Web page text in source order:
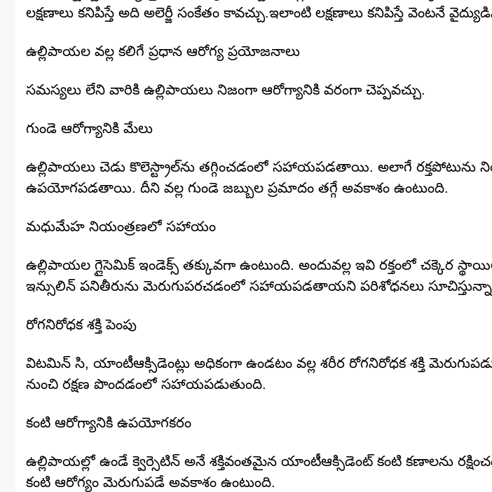
లక్షణాలు కనిపిస్తే అది అలెర్జీ సంకేతం కావచ్చు.ఇలాంటి లక్షణాలు కనిపిస్తే వెంటనే
ఉల్లిపాయల వల్ల కలిగే ప్రధాన ఆరోగ్య ప్రయోజనాలు
సమస్యలు లేని వారికి ఉల్లిపాయలు నిజంగా ఆరోగ్యానికి వరంగా చెప్పవచ్చు.
గుండె ఆరోగ్యానికి మేలు
ఉల్లిపాయలు చెడు కొలెస్ట్రాల్‌ను తగ్గించడంలో సహాయపడతాయి. అలాగే రక్తపోటును
ఉపయోగపడతాయి. దీని వల్ల గుండె జబ్బుల ప్రమాదం తగ్గే అవకాశం ఉంటుంది.
మధుమేహ నియంత్రణలో సహాయం
ఉల్లిపాయల గ్లైసెమిక్ ఇండెక్స్ తక్కువగా ఉంటుంది. అందువల్ల ఇవి రక్తంలో చక్కెర
ఇన్సులిన్ పనితీరును మెరుగుపరచడంలో సహాయపడతాయని పరిశోధనలు
రోగనిరోధక శక్తి పెంపు
విటమిన్ సి, యాంటీఆక్సిడెంట్లు అధికంగా ఉండటం వల్ల శరీర రోగనిరోధక శక్తి
నుంచి రక్షణ పొందడంలో సహాయపడుతుంది.
కంటి ఆరోగ్యానికి ఉపయోగకరం
ఉల్లిపాయల్లో ఉండే క్వెర్సెటిన్ అనే శక్తివంతమైన యాంటీఆక్సిడెంట్ కంటి కణాలను
కంటి ఆరోగ్యం మెరుగుపడే అవకాశం ఉంటుంది.